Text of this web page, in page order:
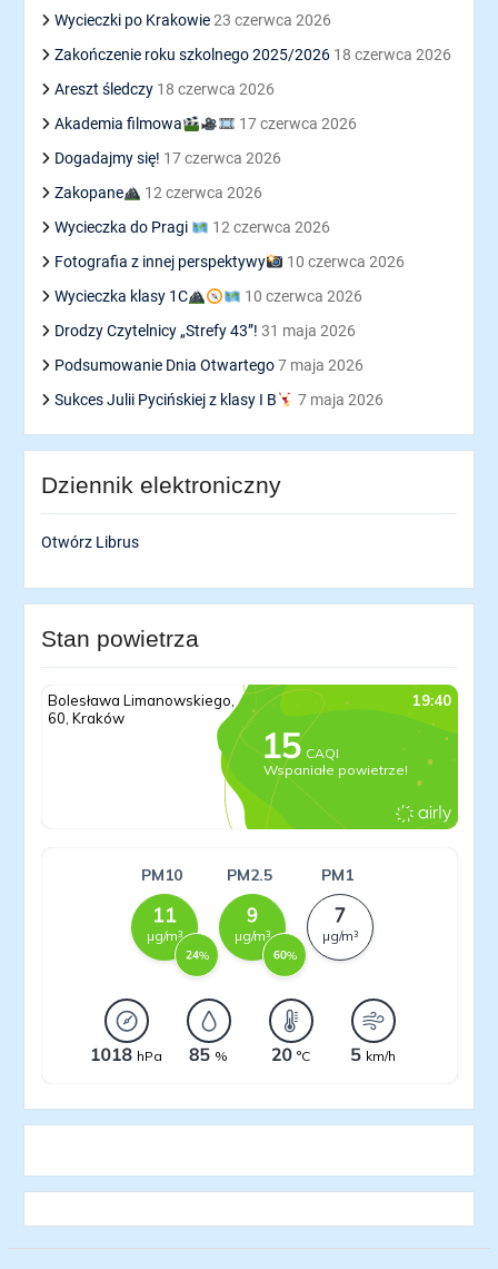
Wycieczki po Krakowie 23 czerwca 2026
Zakończenie roku szkolnego 2025/2026 18 czerwca 2026
Areszt śledczy 18 czerwca 2026
Akademia filmowa
17 czerwca 2026
Dogadajmy się! 17 czerwca 2026
Zakopane
12 czerwca 2026
Wycieczka do Pragi
12 czerwca 2026
Fotografia z innej perspektywy
10 czerwca 2026
Wycieczka klasy 1C
10 czerwca 2026
Drodzy Czytelnicy „Strefy 43”! 31 maja 2026
Podsumowanie Dnia Otwartego 7 maja 2026
Sukces Julii Pycińskiej z klasy I B
7 maja 2026
Dziennik elektroniczny
Otwórz Librus
Stan powietrza